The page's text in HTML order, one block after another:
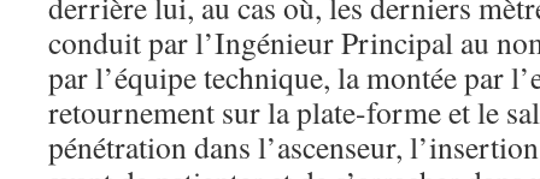
conduit par l’Ingénieur Principal au
par l’équipe technique, la montée par
retournement sur la plate-forme et le
pénétration dans l’ascenseur,